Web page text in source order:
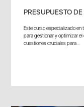
PRESUPUESTO
Este curso especializado en
para gestionar y optimizar
cuestiones cruciales para...